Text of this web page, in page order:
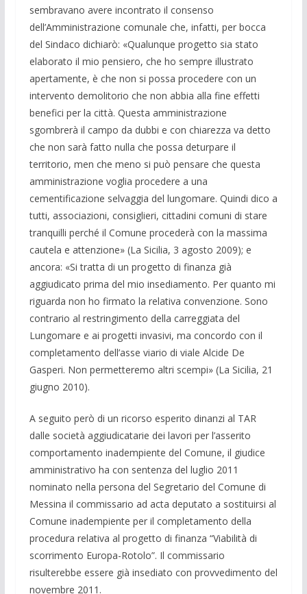
sembravano avere incontrato il consenso
dell’Amministrazione comunale che, infatti, per bocca
del Sindaco dichiarò: «Qualunque progetto sia stato
elaborato il mio pensiero, che ho sempre illustrato
apertamente, è che non si possa procedere con un
intervento demolitorio che non abbia alla fine effetti
benefici per la città. Questa amministrazione
sgombrerà il campo da dubbi e con chiarezza va detto
che non sarà fatto nulla che possa deturpare il
territorio, men che meno si può pensare che questa
amministrazione voglia procedere a una
cementificazione selvaggia del lungomare. Quindi dico a
tutti, associazioni, consiglieri, cittadini comuni di stare
tranquilli perché il Comune procederà con la massima
cautela e attenzione» (La Sicilia, 3 agosto 2009); e
ancora: «Si tratta di un progetto di finanza già
aggiudicato prima del mio insediamento. Per quanto mi
riguarda non ho firmato la relativa convenzione. Sono
contrario al restringimento della carreggiata del
Lungomare e ai progetti invasivi, ma concordo con il
completamento dell’asse viario di viale Alcide De
Gasperi. Non permetteremo altri scempi» (La Sicilia, 21
giugno 2010).
A seguito però di un ricorso esperito dinanzi al TAR
dalle società aggiudicatarie dei lavori per l’asserito
comportamento inadempiente del Comune, il giudice
amministrativo ha con sentenza del luglio 2011
nominato nella persona del Segretario del Comune di
Messina il commissario ad acta deputato a sostituirsi al
Comune inadempiente per il completamento della
procedura relativa al progetto di finanza “Viabilità di
scorrimento Europa-Rotolo”. Il commissario
risulterebbe essere già insediato con provvedimento del
novembre 2011.